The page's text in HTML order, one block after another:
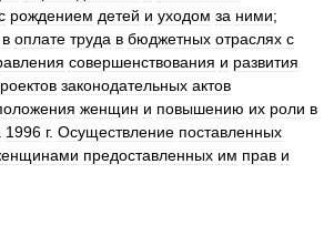
рождением детей и уходом за ними;
в оплате труда в бюджетных отраслях с
совершенствования и развития
законодательных актов
женщин и повышению их роли в
1996 г. Осуществление поставленных
предоставленных им прав и